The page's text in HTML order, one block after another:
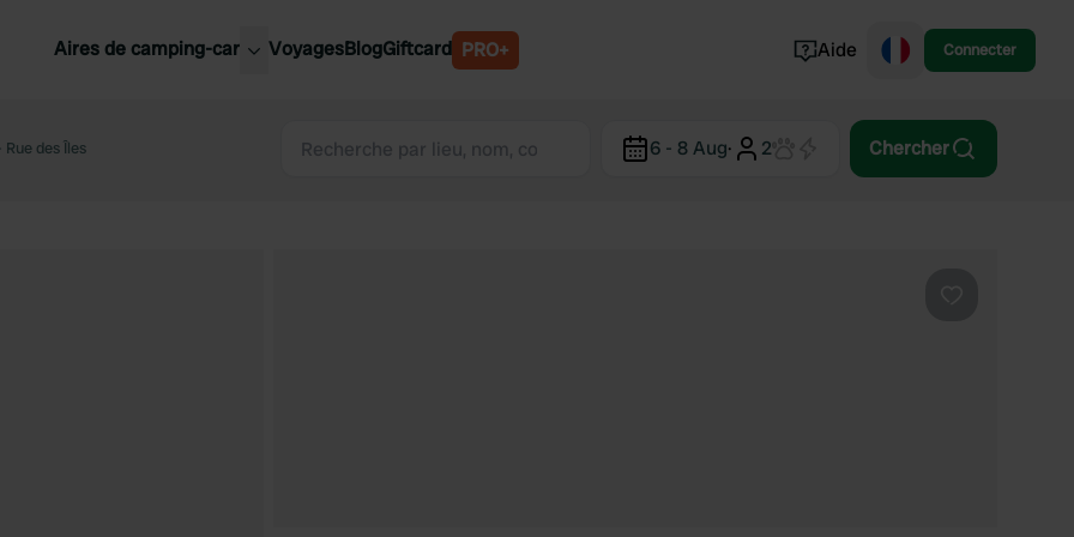
Aires de camping-car
Slovénie
VoyagesBlogGiftcard PRO+ Aide Connecter
des Îles 6 - 8 Aug· 2 Chercher